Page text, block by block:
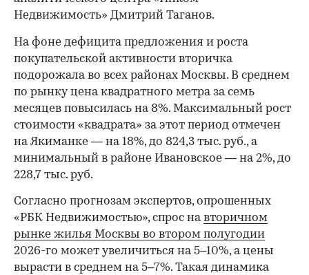
Недвижимость» Дмитрий Таганов.
00:00
На фоне дефицита предложения и роста
покупательской активности вторичка
подорожала во всех районах Москвы. В среднем
по рынку цена квадратного метра за семь
месяцев повысилась на 8%. Максимальный рост
стоимости «квадрата» за этот период отмечен
на Якиманке — на 18%, до 824,3 тыс. руб., а
минимальный в районе Ивановское — на 2%, до
228,7 тыс. руб.
Согласно прогнозам экспертов, опрошенных
«РБК Недвижимостью», спрос навторичном
рынке жилья Москвы во втором полугодии
2026-го может увеличиться на 5–10%, а цены
вырасти в среднем на 5–7%. Такая динамика